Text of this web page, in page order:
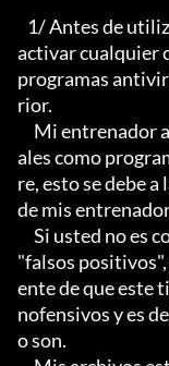
activar cualquier
programas
rior.
ales como
re, esto se debe
de mis
"falsos
ente de que este
nofensivos y es
o son.